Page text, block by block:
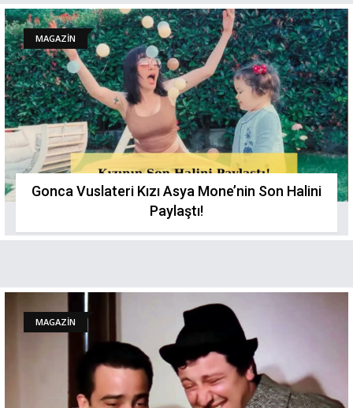
MAGAZİN
Gonca Vuslateri Kızı Asya Mone’nin Son Halini
Paylaştı!
MAGAZİN